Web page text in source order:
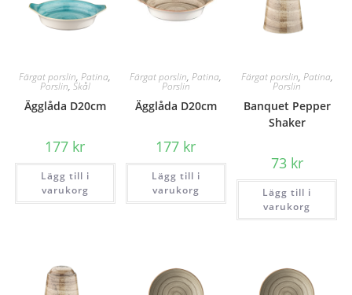
Färgat porslin,Patina,
Porslin, Skål
Ägglåda D20cm
177 kr
Lägg till i
varukorg
Färgat porslin,Patina,
Porslin
Ägglåda D20cm
177 kr
Lägg till i
varukorg
Färgat porslin, Patina,
Porslin
Banquet Pepper
Shaker
73 kr
Lägg till i
varukorg